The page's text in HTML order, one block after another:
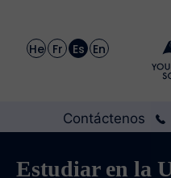
He Fr Es En
Contáctenos
Estudiar en la